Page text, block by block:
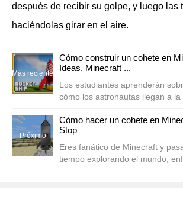
después de recibir su golpe, y luego las
haciéndolas girar en el aire.
Más reciente
Cómo construir un cohete en
Ideas, Minecraft ...
Los estudiantes aprenderán
cómo los astronautas llegan a la
wtbblue.com.Đang xem: Cómo
en Minecraft “>“> ...
Próximo
Cómo hacer un cohete en
Stop ️
Eres fanático de Minecraft y
tiempo explorando el mundo,